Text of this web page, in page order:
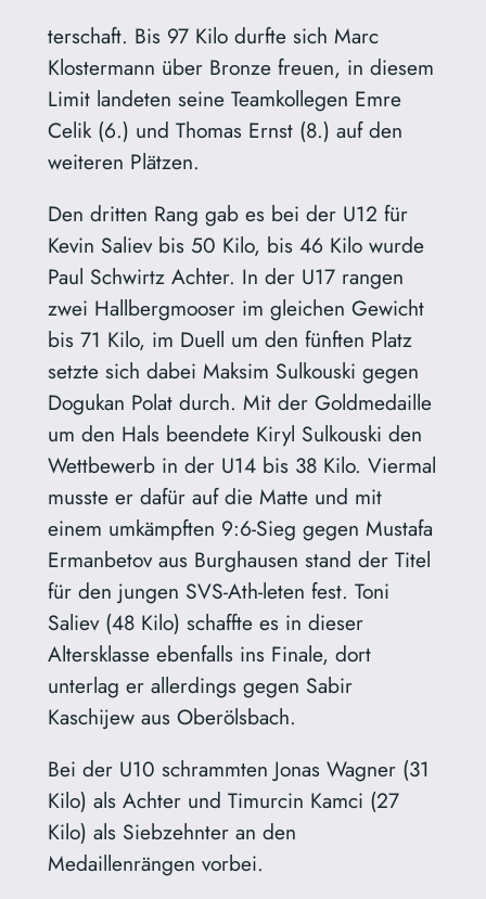
terschaft. Bis 97 Kilo durfte sich Marc
Klostermann über Bronze freuen, in diesem
Limit landeten seine Teamkollegen Emre
Celik (6.) und Thomas Ernst (8.) auf den
weiteren Plätzen.
Den dritten Rang gab es bei der U12 für
Kevin Saliev bis 50 Kilo, bis 46 Kilo wurde
Paul Schwirtz Achter. In der U17 rangen
zwei Hallbergmooser im gleichen Gewicht
bis 71 Kilo, im Duell um den fünften Platz
setzte sich dabei Maksim Sulkouski gegen
Dogukan Polat durch. Mit der Goldmedaille
um den Hals beendete Kiryl Sulkouski den
Wettbewerb in der U14 bis 38 Kilo. Viermal
musste er dafür auf die Matte und mit
einem umkämpften 9:6-Sieg gegen Mustafa
Ermanbetov aus Burghausen stand der Titel
für den jungen SVS-Ath-leten fest. Toni
Saliev (48 Kilo) schaffte es in dieser
Altersklasse ebenfalls ins Finale, dort
unterlag er allerdings gegen Sabir
Kaschijew aus Oberölsbach.
Bei der U10 schrammten Jonas Wagner (31
Kilo) als Achter und Timurcin Kamci (27
Kilo) als Siebzehnter an den
Medaillenrängen vorbei.